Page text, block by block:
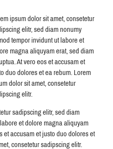
ipsum dolor sit amet, consetetur
elitr, sed diam nonumy
tempor invidunt ut labore et
magna aliquyam erat, sed diam
At vero eos et accusam et
duo dolores et ea rebum. Lorem
dolor sit amet, consetetur
elitr.
sadipscing elitr, sed diam
et dolore magna aliquyam
et accusam et justo duo dolores et
consetetur sadipscing elitr.